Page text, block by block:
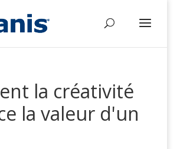
la créativité
la valeur d'un